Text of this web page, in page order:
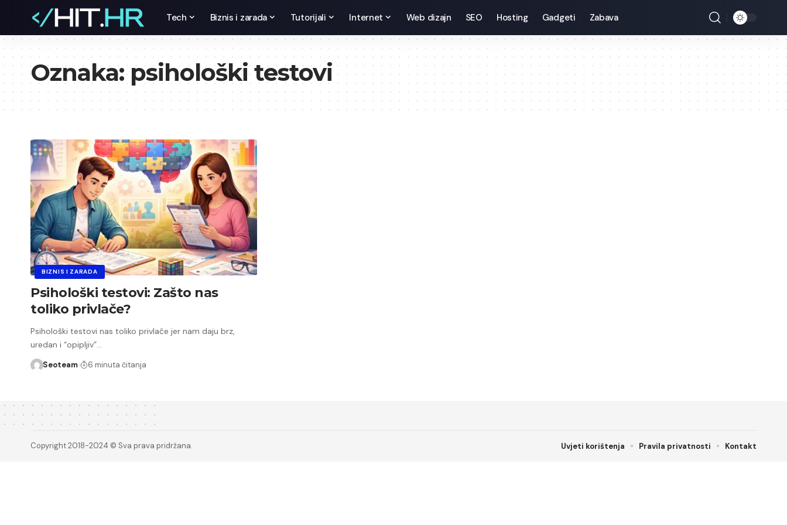
Tech Biznis i zarada Tutorijali Internet Web dizajn SEO Hosting Gadgeti Zabava
Oznaka:psihološki testovi
BIZNIS I ZARADA
Psihološki testovi: Zašto nas
toliko privlače?
Psihološki testovi nas toliko privlače jer nam daju brz,
uredan i “opipljiv”…
Seoteam 6 minuta čitanja
Copyright 2018-2024 © Sva prava pridržana. Uvjeti korištenja Pravila privatnosti Kontakt